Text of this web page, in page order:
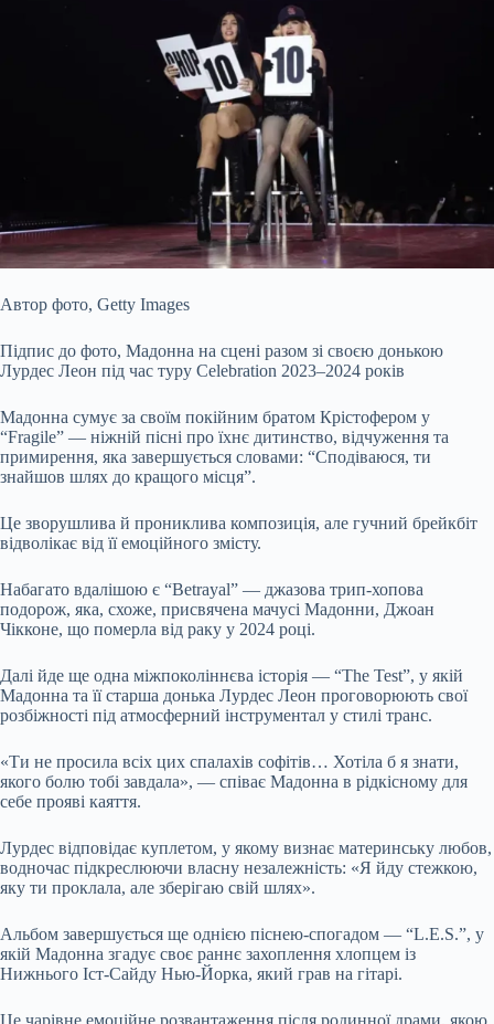
Автор фото, Getty Images
Підпис до фото, Мадонна на сцені разом зі своєю донькою
Лурдес Леон під час туру Celebration 2023–2024 років
Мадонна сумує за своїм покійним братом Крістофером у
“Fragile” — ніжній пісні про їхнє дитинство, відчуження та
примирення, яка завершується словами: “Сподіваюся, ти
знайшов шлях до кращого місця”.
Це зворушлива й прониклива композиція, але гучний брейкбіт
відволікає від її емоційного змісту.
Набагато вдалішою є “Betrayal” — джазова трип-хопова
подорож, яка, схоже, присвячена мачусі Мадонни, Джоан
Чікконе, що померла від раку у 2024 році.
Далі йде ще одна міжпоколіннєва історія — “The Test”, у якій
Мадонна та її старша донька Лурдес Леон проговорюють свої
розбіжності під атмосферний інструментал у стилі транс.
«Ти не просила всіх цих спалахів софітів… Хотіла б я знати,
якого болю тобі завдала», — співає Мадонна в рідкісному для
себе прояві каяття.
Лурдес відповідає куплетом, у якому визнає материнську любов,
водночас підкреслюючи власну незалежність: «Я йду стежкою,
яку ти проклала, але зберігаю свій шлях».
Альбом завершується ще однією піснею-спогадом — “L.E.S.”, у
якій Мадонна згадує своє раннє захоплення хлопцем із
Нижнього Іст-Сайду Нью-Йорка, який грав на гітарі.
Це чарівне емоційне розвантаження після родинної драми, якою